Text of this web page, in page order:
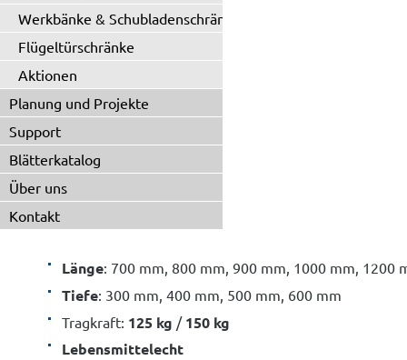
Werkbänke & Schubladenschränke
Flügeltürschränke
Aktionen
Planung und Projekte
Support
Blätterkatalog
Über uns
Kontakt
Länge: 700 mm, 800 mm, 900 mm, 1000 mm, 1200
Tiefe: 300 mm, 400 mm, 500 mm, 600 mm
Tragkraft: 125 kg /150 kg
Lebensmittelecht